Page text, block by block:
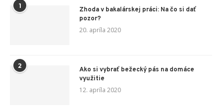
1
Zhoda v bakalárskej práci: Na čo si dať
pozor?
20. apríla 2020
2
Ako si vybrať bežecký pás na domáce
využitie
12. apríla 2020